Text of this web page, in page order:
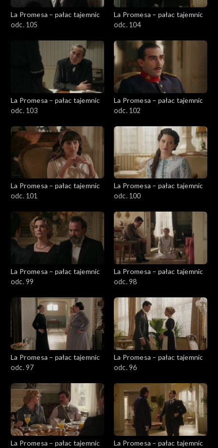
La Promesa – pałac tajemnic
odc. 105
La Promesa – pałac tajemnic
odc. 104
La Promesa – pałac tajemnic
odc. 103
La Promesa – pałac tajemnic
odc. 102
La Promesa – pałac tajemnic
odc. 101
La Promesa – pałac tajemnic
odc. 100
La Promesa – pałac tajemnic
odc. 99
La Promesa – pałac tajemnic
odc. 98
La Promesa – pałac tajemnic
odc. 97
La Promesa – pałac tajemnic
odc. 96
La Promesa – pałac tajemnic
La Promesa – pałac tajemnic